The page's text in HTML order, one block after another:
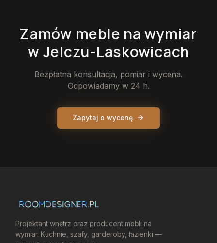
Zamów meble na wymiar
w Jelczu-Laskowicach
Bezpłatna konsultacja, pomiar i wycena.
Odpowiadamy w 24 h.
Zapytaj o wycenę
Projektant wnętrz oraz producent mebli na
wymiar. Kuchnie, szafy, garderoby, łazienki —